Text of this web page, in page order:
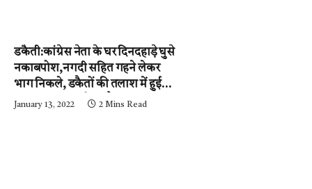
डकैती:कांग्रेस नेता के घर दिनदहाड़े घुसे
नकाबपोश,नगदी सहित गहने लेकर
भाग निकले, डकैतों की तलाश में हुई
नाकाबंदी…..आईजी और
January 13, 2022 2 Mins Read